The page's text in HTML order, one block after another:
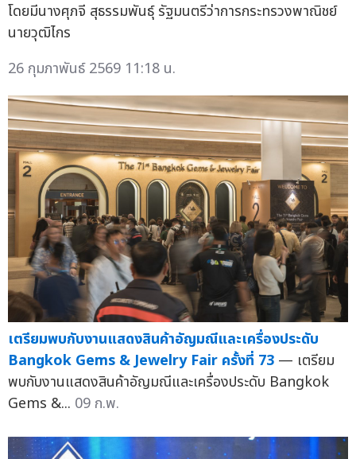
โดยมีนางศุภจี สุธรรมพันธุ์ รัฐมนตรีว่าการกระทรวงพาณิชย์
นายวุฒิไกร
26 กุมภาพันธ์ 2569 11:18 น.
เตรียมพบกับงานแสดงสินค้าอัญมณีและเครื่องประดับ
Bangkok Gems & Jewelry Fair ครั้งที่ 73 — เตรียม
พบกับงานแสดงสินค้าอัญมณีและเครื่องประดับ Bangkok
Gems &... 09 ก.พ.